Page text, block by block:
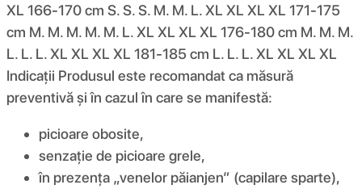
XL 166-170 cm S. S. S. M. M. L. XL XL XL XL 171-175
cm M. M. M. M. M. L. XL XL XL XL 176-180 cm M. M. M.
L. L. L. XL XL XL XL 181-185 cm L. L. L. XL XL XL XL
Indicații Produsul este recomandat ca măsură
preventivă și în cazul în care se manifestă:
picioare obosite,
senzație de picioare grele,
în prezența „venelor păianjen” (capilare sparte),